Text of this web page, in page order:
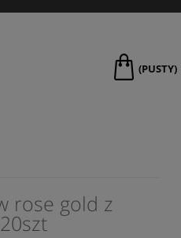
(PUSTY)
rose gold z